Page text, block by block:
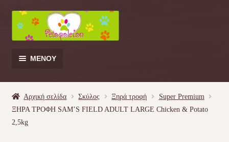
Απευθείας
μετάβαση
στην
πλοήγηση
Μετάβαση
σε
περιεχόμενο
ΜΕΝΟΎ
Γάτα
Αρχική σελίδα Σκύλος Ξηρά τροφή
Super Premium
ΞΗΡΑ ΤΡΟΦΗ SAM’S FIELD ADULT LARGE Chicken & Potato
2,5kg